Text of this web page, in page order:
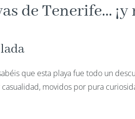
de Tenerife...
que esta playa fue todo un
movidos por pura